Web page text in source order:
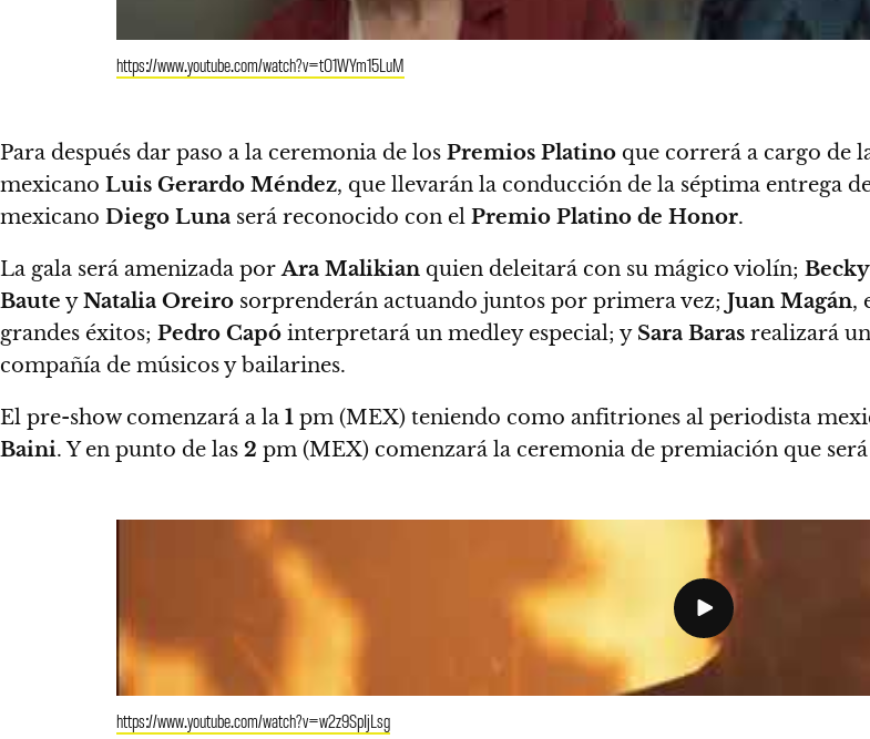
https://www.youtube.com/watch?v=tO1WYm15LuM
Para después dar paso a la ceremonia de los Premios Platino que correrá a cargo de
mexicano Luis Gerardo Méndez, que llevarán la conducción de la séptima entrega
mexicano Diego Luna será reconocido con el Premio Platino de Honor.
La gala será amenizada porAra Malikian quien deleitará con su mágico violín;
Baute yNatalia Oreiro sorprenderán actuando juntos por primera vez; Juan Magán,
grandes éxitos; Pedro Capó interpretará un medley especial; y Sara Baras realizará
compañía de músicos y bailarines.
El pre-show comenzará a la 1 pm (MEX) teniendo como anfitriones al periodista
Baini. Y en punto de las 2 pm (MEX) comenzará la ceremonia de premiación que
https://www.youtube.com/watch?v=w2z9SpIjLsg